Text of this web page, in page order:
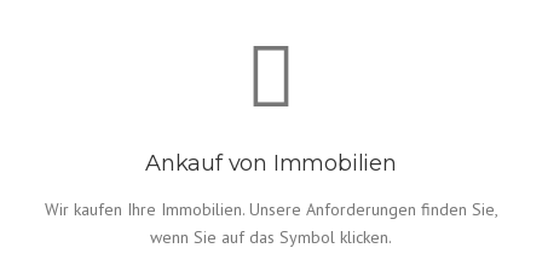
Ankauf von Immobilien
Wir kaufen Ihre Immobilien. Unsere Anforderungen finden Sie,
wenn Sie auf das Symbol klicken.